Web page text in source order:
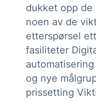
dukket opp de
noen av de
etterspørsel
fasiliteter
og nye
prissetting